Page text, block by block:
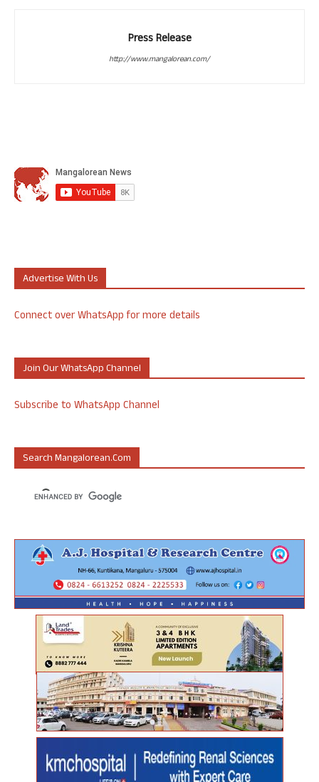
Press Release
http://www.mangalorean.com/
Advertise With Us
Connect over WhatsApp for more details
Join Our WhatsApp Channel
Subscribe to WhatsApp Channel
Search Mangalorean.com